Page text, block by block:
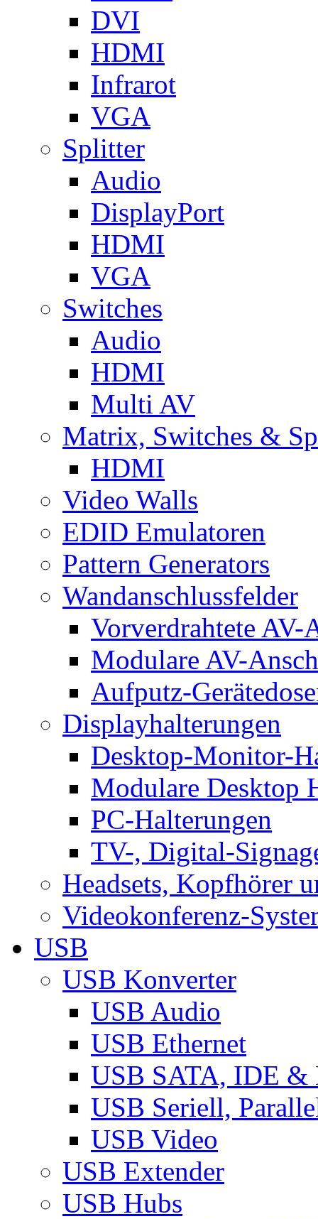
DVI
HDMI
Infrarot
VGA
Splitter
Audio
DisplayPort
HDMI
VGA
Switches
Audio
HDMI
Multi AV
Matrix, Switches &
HDMI
Video Walls
EDID Emulatoren
Pattern Generators
Wandanschlussfelder
Vorverdrahtete AV-
Modulare AV-
Aufputz-
Displayhalterungen
Desktop-Monitor-
Modulare Desktop
PC-Halterungen
TV-, Digital-
Headsets, Kopfhörer
Videokonferenz-
USB
USB Konverter
USB Audio
USB Ethernet
USB SATA, IDE &
USB Seriell,
USB Video
USB Extender
USB Hubs